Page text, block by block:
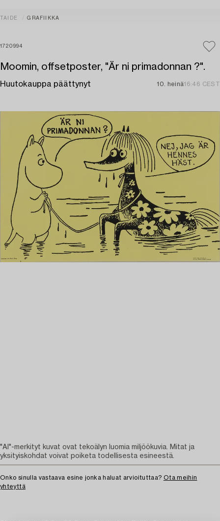
TAIDE GRAFIIKKA
1720994
Moomin, offsetposter, "Är ni primadonnan ?".
Huutokauppa päättynyt 10. heinä16:46 CEST
Onko sinulla vastaava esine jonka haluat arvioituttaa? Ota meihin
yhteyttä
"AI"-merkityt kuvat ovat tekoälyn luomia miljöökuvia. Mitat ja
yksityiskohdat voivat poiketa todellisesta esineestä.